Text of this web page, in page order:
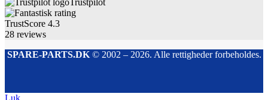
Trustpilot
TrustScore 4.3
28 reviews
SPARE-PARTS.DK© 2002 – 2026. Alle rettigheder forbeholdes.
Luk